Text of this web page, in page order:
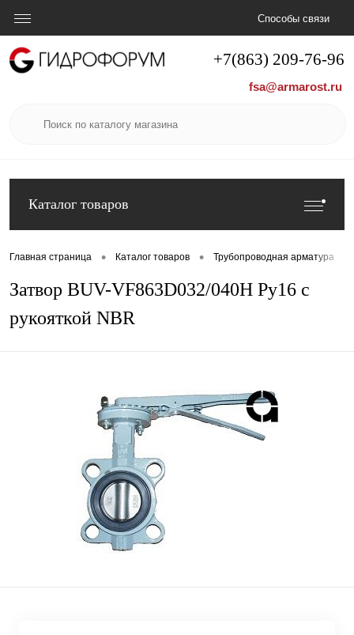
+7(863) 209-76-96
fsa@armarost.ru
Способы связи
Каталог товаров
Главная страница • Каталог товаров • Трубопроводная арматура
Затвор BUV-VF863D032/040H Ру16 с
рукояткой NBR